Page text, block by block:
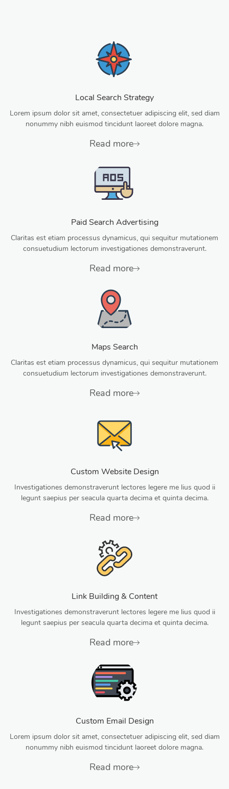
Local Search Strategy
Lorem ipsum dolor sit amet, consectetuer adipiscing elit, sed diam
nonummy nibh euismod tincidunt laoreet dolore magna.
Read more
Paid Search Advertising
Claritas est etiam processus dynamicus, qui sequitur mutationem
consuetudium lectorum investigationes demonstraverunt.
Read more
Maps Search
Claritas est etiam processus dynamicus, qui sequitur mutationem
consuetudium lectorum investigationes demonstraverunt.
Read more
Custom Website Design
Investigationes demonstraverunt lectores legere me lius quod ii
legunt saepius per seacula quarta decima et quinta decima.
Read more
Link Building & Content
Investigationes demonstraverunt lectores legere me lius quod ii
legunt saepius per seacula quarta decima et quinta decima.
Read more
Custom Email Design
Lorem ipsum dolor sit amet, consectetuer adipiscing elit, sed diam
nonummy nibh euismod tincidunt laoreet dolore magna.
Read more